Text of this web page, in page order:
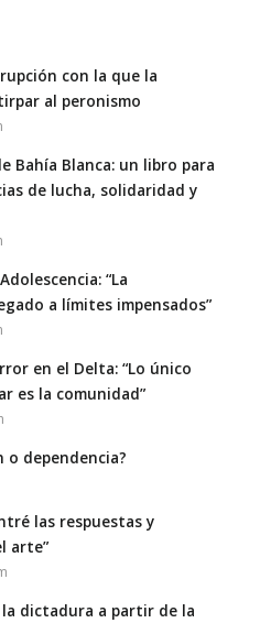
con la que la
al peronismo
Bahía Blanca: un libro para
de lucha, solidaridad y
“La
a límites impensados”
en el Delta: “Lo único
es la comunidad”
o dependencia?
las respuestas y
arte”
la dictadura a partir de la